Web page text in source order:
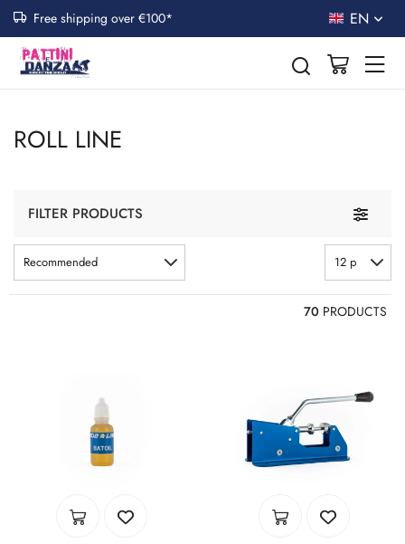
Free shipping over €100* EN
ROLL LINE
Toggle
FILTER PRODUCTS
Recommended 12 p
70 PRODUCTS